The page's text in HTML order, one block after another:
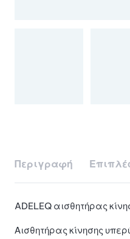
Περιγραφή
ADELEQ αισθητήρας
Αισθητήρας κίνησης